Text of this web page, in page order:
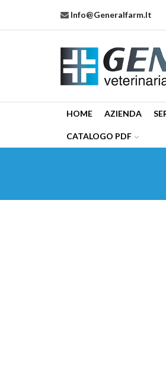
Info@generalfarm.it
HOME AZIENDA
CATALOGO PDF